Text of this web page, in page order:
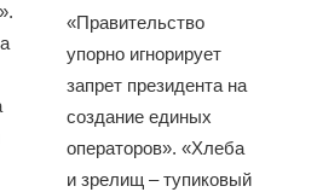
«Правительство
упорно игнорирует
запрет президента на
создание единых
операторов». «Хлеба
и зрелищ – тупиковый